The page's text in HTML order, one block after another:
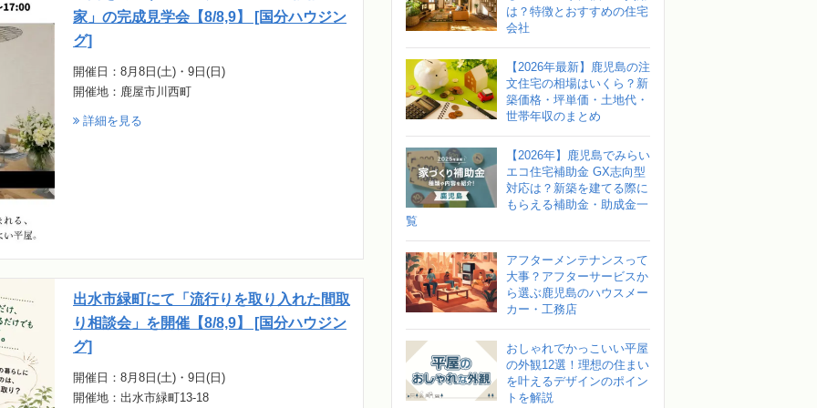
家」の完成見学会【8/8,9】 [国分ハウジン
グ]
開催日：8月8日(土)・9日(日)
開催地：鹿屋市川西町
詳細を見る
出水市緑町にて「流行りを取り入れた間取
り相談会」を開催【8/8,9】 [国分ハウジン
グ]
開催日：8月8日(土)・9日(日)
開催地：出水市緑町13-18
は？特徴とおすすめの住宅
会社
【2026年最新】鹿児島の注
文住宅の相場はいくら？新
築価格・坪単価・土地代・
世帯年収のまとめ
【2026年】鹿児島でみらい
エコ住宅補助金 GX志向型
対応は？新築を建てる際に
もらえる補助金・助成金一
覧
アフターメンテナンスって
大事？アフターサービスか
ら選ぶ鹿児島のハウスメー
カー・工務店
おしゃれでかっこいい平屋
の外観12選！理想の住まい
を叶えるデザインのポイン
トを解説